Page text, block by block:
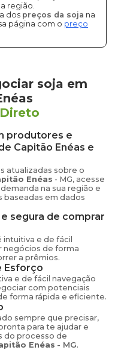
região.
dos preços da soja na
página com o preço
soja em
produtores e
Capitão Enéas e
atualizadas sobre o
Enéas - MG, acesse
na sua região e
em dados
segura de comprar
intuitiva e de fácil
negócios de forma
a prêmios.
Esforço
e de fácil navegação
com potenciais
forma rápida e eficiente.
sempre que precisar,
para te ajudar e
do processo de
Enéas - MG.